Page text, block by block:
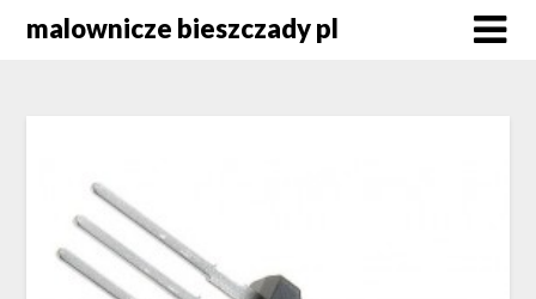
malownicze bieszczady pl